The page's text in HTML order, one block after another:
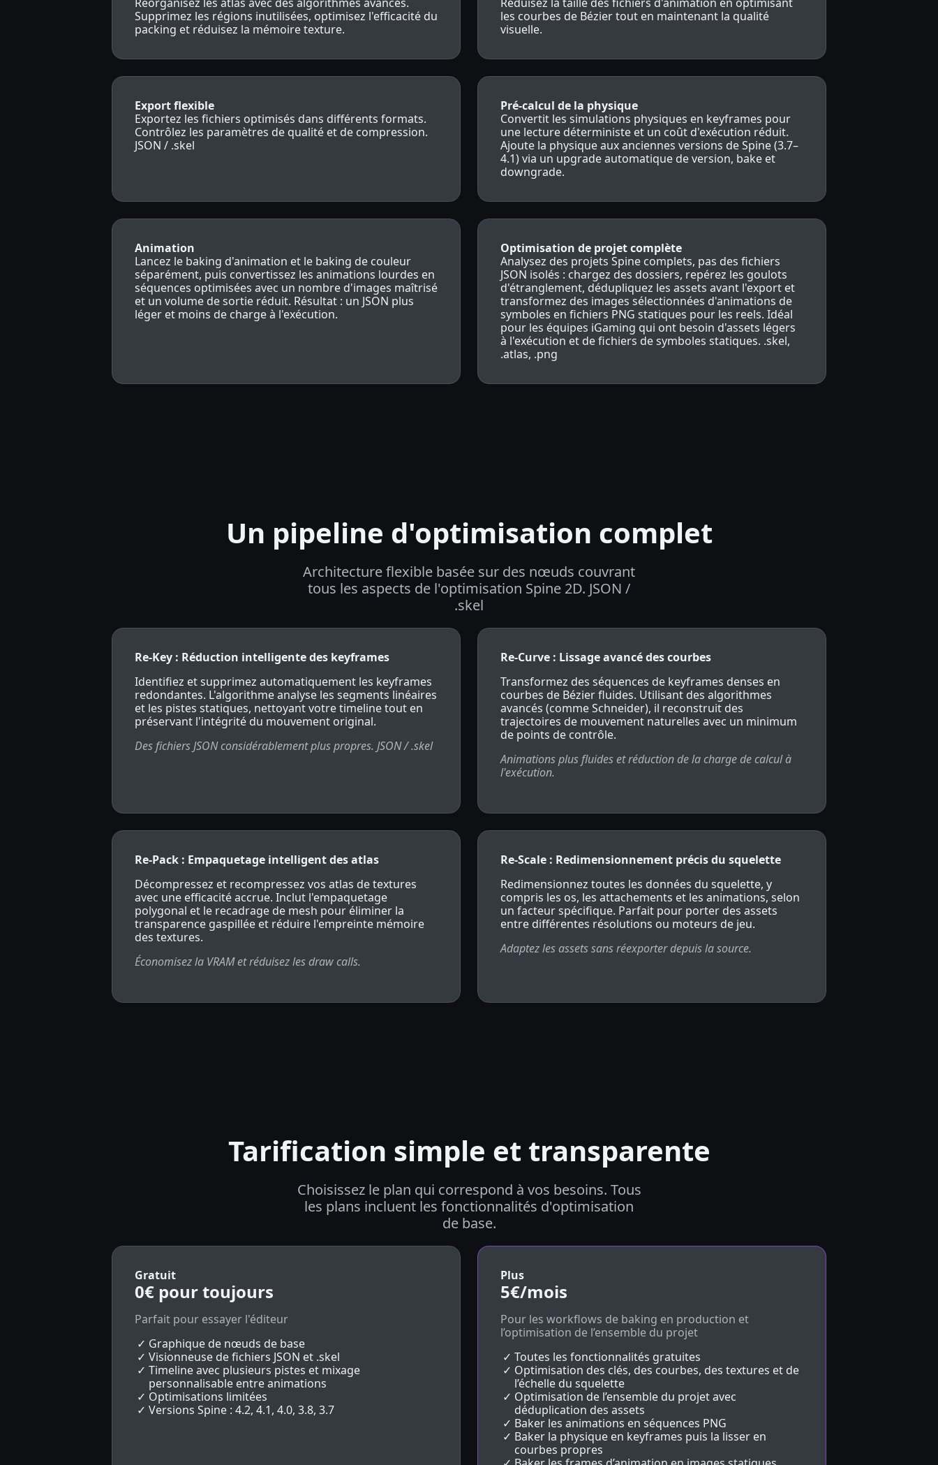
Réorganisez les atlas avec des algorithmes avancés.
Supprimez les régions inutilisées, optimisez l'efficacité du
packing et réduisez la mémoire texture.
Réduisez la taille des fichiers d'animation en optimisant
les courbes de Bézier tout en maintenant la qualité
visuelle.
Export flexible
Exportez les fichiers optimisés dans différents formats.
Contrôlez les paramètres de qualité et de compression.
JSON / .skel
Pré-calcul de la physique
Convertit les simulations physiques en keyframes pour
une lecture déterministe et un coût d'exécution réduit.
Ajoute la physique aux anciennes versions de Spine (3.7–
4.1) via un upgrade automatique de version, bake et
downgrade.
Animation
Lancez le baking d'animation et le baking de couleur
séparément, puis convertissez les animations lourdes en
séquences optimisées avec un nombre d'images maîtrisé
et un volume de sortie réduit. Résultat : un JSON plus
léger et moins de charge à l'exécution.
Optimisation de projet complète
Analysez des projets Spine complets, pas des fichiers
JSON isolés : chargez des dossiers, repérez les goulots
d'étranglement, dédupliquez les assets avant l'export et
transformez des images sélectionnées d'animations de
symboles en fichiers PNG statiques pour les reels. Idéal
pour les équipes iGaming qui ont besoin d'assets légers
à l'exécution et de fichiers de symboles statiques. .skel,
.atlas, .png
Un pipeline d'optimisation complet
Architecture flexible basée sur des nœuds couvrant
tous les aspects de l'optimisation Spine 2D. JSON /
.skel
Re-Key : Réduction intelligente des keyframes
Identifiez et supprimez automatiquement les keyframes
redondantes. L'algorithme analyse les segments linéaires
et les pistes statiques, nettoyant votre timeline tout en
préservant l'intégrité du mouvement original.
Des fichiers JSON considérablement plus propres. JSON / .skel
Re-Curve : Lissage avancé des courbes
Transformez des séquences de keyframes denses en
courbes de Bézier fluides. Utilisant des algorithmes
avancés (comme Schneider), il reconstruit des
trajectoires de mouvement naturelles avec un minimum
de points de contrôle.
Animations plus fluides et réduction de la charge de calcul à
l'exécution.
Re-Pack : Empaquetage intelligent des atlas
Décompressez et recompressez vos atlas de textures
avec une efficacité accrue. Inclut l'empaquetage
polygonal et le recadrage de mesh pour éliminer la
transparence gaspillée et réduire l'empreinte mémoire
des textures.
Économisez la VRAM et réduisez les draw calls.
Re-Scale : Redimensionnement précis du squelette
Redimensionnez toutes les données du squelette, y
compris les os, les attachements et les animations, selon
un facteur spécifique. Parfait pour porter des assets
entre différentes résolutions ou moteurs de jeu.
Adaptez les assets sans réexporter depuis la source.
Tarification simple et transparente
Choisissez le plan qui correspond à vos besoins. Tous
les plans incluent les fonctionnalités d'optimisation
de base.
Gratuit
0€ pour toujours
Parfait pour essayer l'éditeur
Graphique de nœuds de base
Visionneuse de fichiers JSON et .skel
Timeline avec plusieurs pistes et mixage
personnalisable entre animations
Optimisations limitées
Versions Spine : 4.2, 4.1, 4.0, 3.8, 3.7
Plus
5€/mois
Pour les workflows de baking en production et
l’optimisation de l’ensemble du projet
Toutes les fonctionnalités gratuites
Optimisation des clés, des courbes, des textures et de
l’échelle du squelette
Optimisation de l’ensemble du projet avec
déduplication des assets
Baker les animations en séquences PNG
Baker la physique en keyframes puis la lisser en
courbes propres